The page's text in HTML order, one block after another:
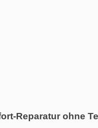
Reparatur ohne